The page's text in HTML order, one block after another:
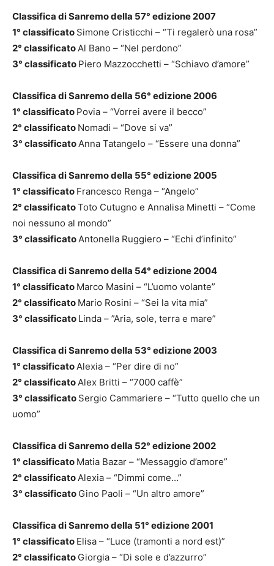
Classifica di Sanremo della 57° edizione 2007
1° classificato Simone Cristicchi – “Ti regalerò una rosa”
2° classificatoAl Bano – “Nel perdono”
3° classificato Piero Mazzocchetti – “Schiavo d’amore”
Classifica di Sanremo della 56° edizione 2006
1° classificato Povia – “Vorrei avere il becco”
2° classificato Nomadi – “Dove si va”
3° classificatoAnna Tatangelo – “Essere una donna”
Classifica di Sanremo della 55° edizione 2005
1° classificato Francesco Renga – “Angelo”
2° classificatoToto Cutugno e Annalisa Minetti – “Come
noi nessuno al mondo”
3° classificatoAntonella Ruggiero – “Echi d’infinito”
Classifica di Sanremo della 54° edizione 2004
1° classificato Marco Masini – “L’uomo volante”
2° classificato Mario Rosini – “Sei la vita mia”
3° classificato Linda – ”Aria, sole, terra e mare”
Classifica di Sanremo della 53° edizione 2003
1° classificatoAlexia – “Per dire di no”
2° classificatoAlex Britti – “7000 caffè”
3° classificato Sergio Cammariere – “Tutto quello che un
uomo”
Classifica di Sanremo della 52° edizione 2002
1° classificato Matia Bazar – “Messaggio d’amore”
2° classificatoAlexia – “Dimmi come…”
3° classificato Gino Paoli – “Un altro amore”
Classifica di Sanremo della 51° edizione 2001
1° classificato Elisa – “Luce (tramonti a nord est)”
2° classificato Giorgia – “Di sole e d’azzurro”